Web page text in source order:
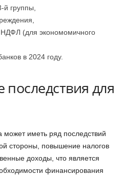
группы,
НДФЛ (для экономомичного
в 2024 году.
для
может иметь ряд последствий
стороны, повышение налогов
доходы, что является
финансирования